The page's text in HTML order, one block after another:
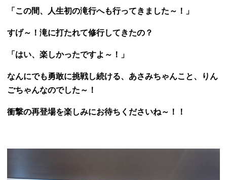
「この間、人生初の滝行へも行ってきました～！」
すげ～！滝に打たれて修行してきたの？
「はい、楽しかったですよ～！」
なんにでも勇敢に挑戦し続ける、あさみちゃんこと、りん
ごちゃんなのでした～！
衝撃の再登場を楽しみにお待ちくださいね～！！